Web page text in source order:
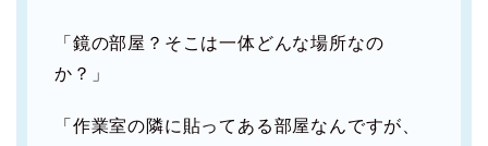
「鏡の部屋？そこは一体どんな場所なの
か？」
「作業室の隣に貼ってある部屋なんですが、